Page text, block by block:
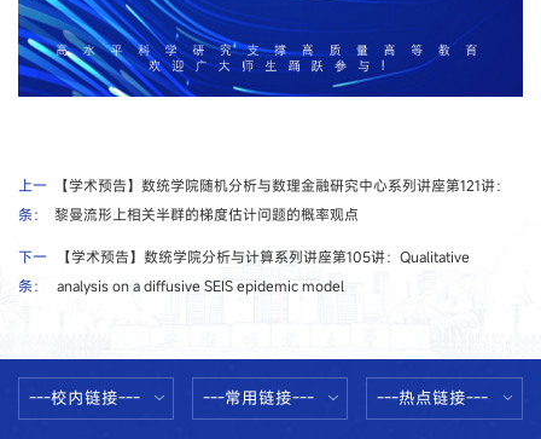
上一
条：
【学术预告】数统学院随机分析与数理金融研究中心系列讲座第121讲：
黎曼流形上相关半群的梯度估计问题的概率观点
下一
条：
【学术预告】数统学院分析与计算系列讲座第105讲：Qualitative
analysis on a diffusive SEIS epidemic model
---校内链接--- ---常用链接--- ---热点链接---